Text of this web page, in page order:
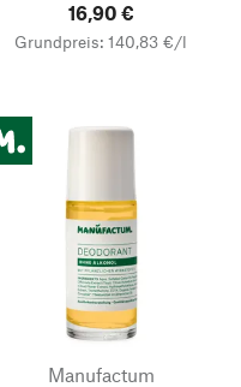
16,90 €
Grundpreis: 140,83 €/l
Manufactum